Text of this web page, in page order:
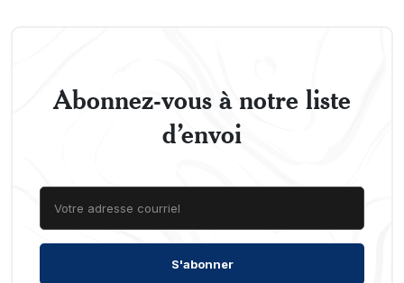
Abonnez-vous à notre liste
d’envoi